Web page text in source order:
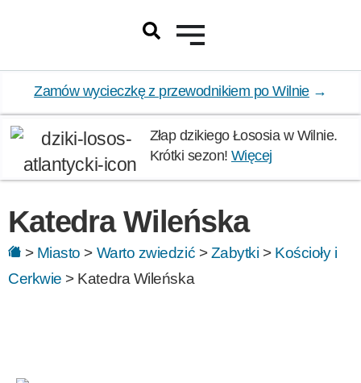
Zamów wycieczkę z przewodnikiem po Wilnie→
Złap dzikiego Łososia w Wilnie.
Krótki sezon! Więcej
Katedra Wileńska
> Miasto > Warto zwiedzić >Zabytki > Kościoły i
Cerkwie > Katedra Wileńska